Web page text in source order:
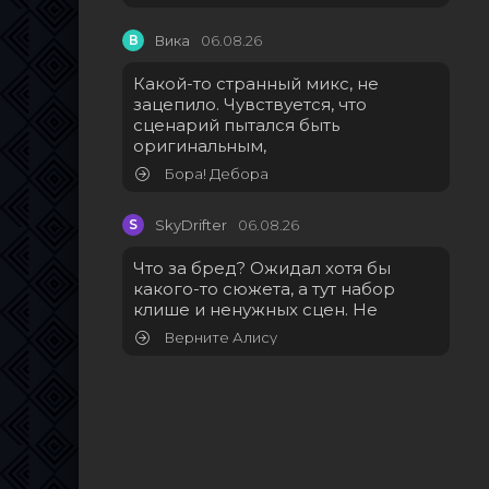
В Вика 06.08.26
Какой-то странный микс, не
зацепило. Чувствуется, что
сценарий пытался быть
оригинальным,
Бора! Дебора
S SkyDrifter 06.08.26
Что за бред? Ожидал хотя бы
какого-то сюжета, а тут набор
клише и ненужных сцен. Не
Верните Алису